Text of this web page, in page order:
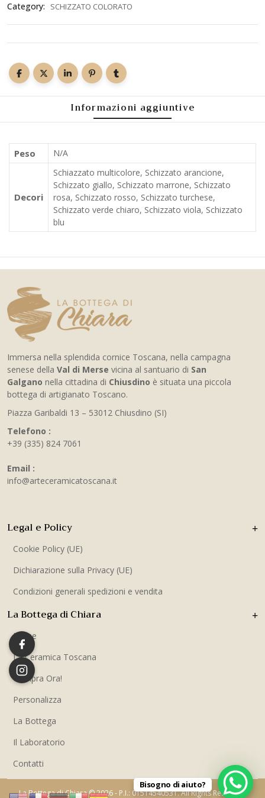
Category: SCHIZZATO COLORATO
Informazioni aggiuntive
Peso N/A
Decori
Schiazzato multicolore, Schizzato arancione,
Schizzato giallo, Schizzato marrone, Schizzato
rosa, Schizzato rosso, Schizzato turchese,
Schizzato verde chiaro, Schizzato viola, Schizzato
blu
Immersa nella splendida cornice Toscana, nella campagna
senese della Val di Merse vicina al santuario di San
Galgano nella cittadina di Chiusdino è situata una piccola
bottega di artigianato Toscano.
Piazza Garibaldi 13 – 53012 Chiusdino (SI)
Telefono :
+39 (335) 824 7061
Email :
info@arteceramicatoscana.it
La Bottega di Chiara
Home
La Ceramica Toscana
Compra Ora!
Personalizza
La Bottega
Il Laboratorio
Contatti
Legal e Policy
Cookie Policy (UE)
Dichiarazione sulla Privacy (UE)
Condizioni generali spedizioni e vendita
La Bottega di Chiara © 2026 - P.I.: 01514540531. All Rights Reserved.
Bisogno di aiuto?